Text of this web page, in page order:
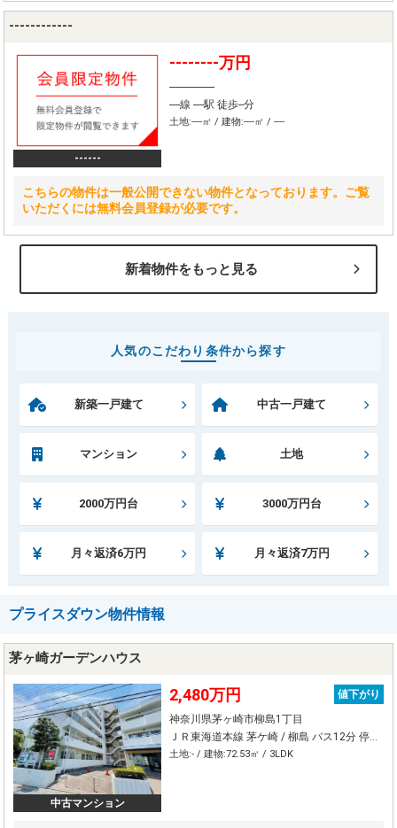
------------
------
--------万円
-----------------
----線 ----駅 徒歩--分
土地:----㎡ / 建物:----㎡ / ----
こちらの物件は一般公開できない物件となっております。ご覧
いただくには無料会員登録が必要です。
新着物件をもっと見る
人気のこだわり条件から探す
新築一戸建て 中古一戸建て
マンション 土地
2000万円台 3000万円台
月々返済6万円 月々返済7万円
プライスダウン物件情報
茅ヶ崎ガーデンハウス
中古マンション
2,480万円
値下がり
神奈川県茅ヶ崎市柳島1丁目
ＪＲ東海道本線 茅ケ崎 / 柳島 バス12分 停歩3分
土地:- / 建物:72.53㎡ / 3LDK